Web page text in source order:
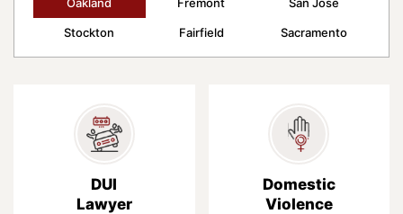
Stockton Fairfield Sacramento
DUI
Lawyer
Domestic
Violence